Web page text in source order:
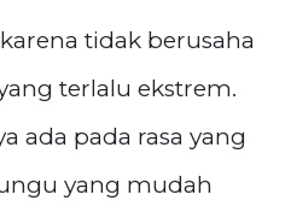
tidak berusaha
terlalu ekstrem.
ada pada rasa yang
yang mudah